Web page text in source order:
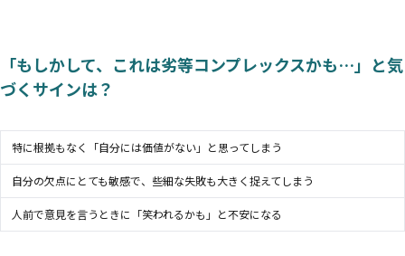
「もしかして、これは劣等コンプレックスかも…」と気
づくサインは？
特に根拠もなく「自分には価値がない」と思ってしまう
自分の欠点にとても敏感で、些細な失敗も大きく捉えてしまう
人前で意見を言うときに「笑われるかも」と不安になる